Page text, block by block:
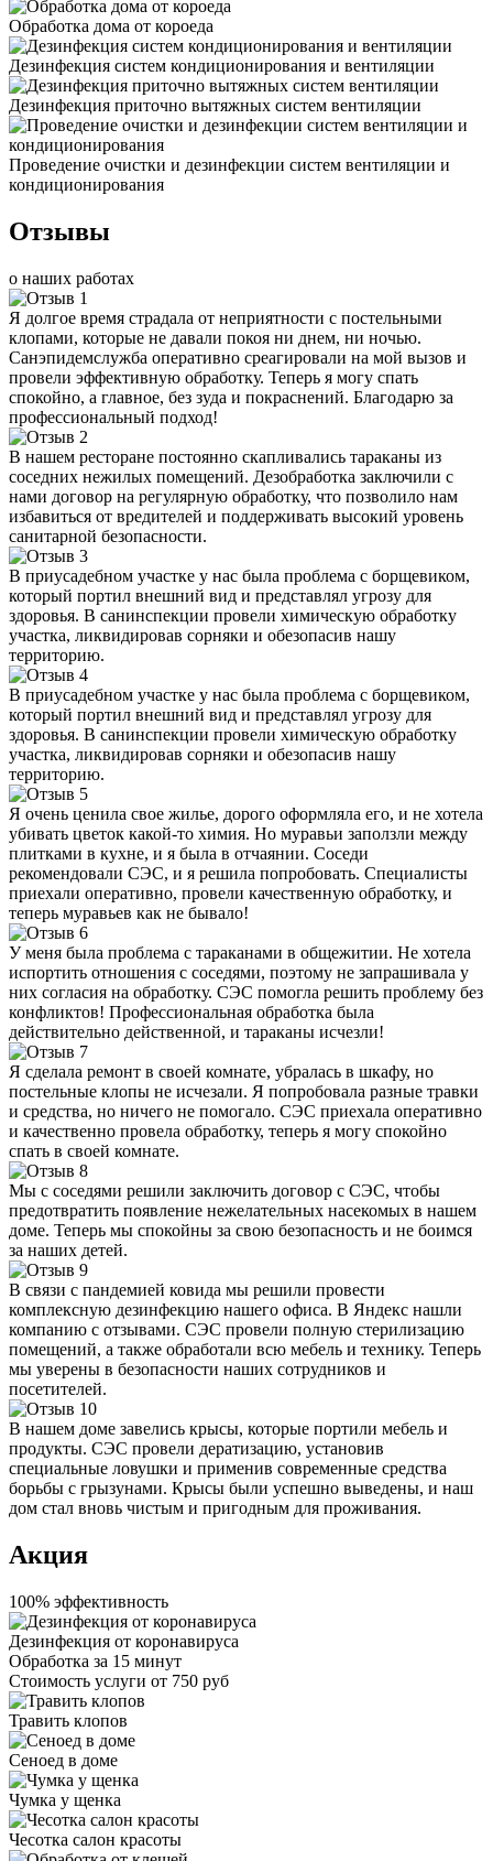
Обработка дома от короеда
Дезинфекция систем кондиционирования и вентиляции
Дезинфекция приточно вытяжных систем вентиляции
Проведение очистки и дезинфекции систем вентиляции и
кондиционирования
Отзывы
о наших работах
Я долгое время страдала от неприятности с постельными
клопами, которые не давали покоя ни днем, ни ночью.
Санэпидемслужба оперативно среагировали на мой вызов и
провели эффективную обработку. Теперь я могу спать
спокойно, а главное, без зуда и покраснений. Благодарю за
профессиональный подход!
В нашем ресторане постоянно скапливались тараканы из
соседних нежилых помещений. Дезобработка заключили с
нами договор на регулярную обработку, что позволило нам
избавиться от вредителей и поддерживать высокий уровень
санитарной безопасности.
В приусадебном участке у нас была проблема с борщевиком,
который портил внешний вид и представлял угрозу для
здоровья. В санинспекции провели химическую обработку
участка, ликвидировав сорняки и обезопасив нашу
территорию.
В приусадебном участке у нас была проблема с борщевиком,
который портил внешний вид и представлял угрозу для
здоровья. В санинспекции провели химическую обработку
участка, ликвидировав сорняки и обезопасив нашу
территорию.
Я очень ценила свое жилье, дорого оформляла его, и не хотела
убивать цветок какой-то химия. Но муравьи заползли между
плитками в кухне, и я была в отчаянии. Соседи
рекомендовали СЭС, и я решила попробовать. Специалисты
приехали оперативно, провели качественную обработку, и
теперь муравьев как не бывало!
У меня была проблема с тараканами в общежитии. Не хотела
испортить отношения с соседями, поэтому не запрашивала у
них согласия на обработку. СЭС помогла решить проблему без
конфликтов! Профессиональная обработка была
действительно действенной, и тараканы исчезли!
Я сделала ремонт в своей комнате, убралась в шкафу, но
постельные клопы не исчезали. Я попробовала разные травки
и средства, но ничего не помогало. СЭС приехала оперативно
и качественно провела обработку, теперь я могу спокойно
спать в своей комнате.
Мы с соседями решили заключить договор с СЭС, чтобы
предотвратить появление нежелательных насекомых в нашем
доме. Теперь мы спокойны за свою безопасность и не боимся
за наших детей.
В связи с пандемией ковида мы решили провести
комплексную дезинфекцию нашего офиса. В Яндекс нашли
компанию с отзывами. СЭС провели полную стерилизацию
помещений, а также обработали всю мебель и технику. Теперь
мы уверены в безопасности наших сотрудников и
посетителей.
В нашем доме завелись крысы, которые портили мебель и
продукты. СЭС провели дератизацию, установив
специальные ловушки и применив современные средства
борьбы с грызунами. Крысы были успешно выведены, и наш
дом стал вновь чистым и пригодным для проживания.
Акция
100% эффективность
Дезинфекция от коронавируса
Обработка за 15 минут
Стоимость услуги от 750 руб
Травить клопов
Сеноед в доме
Чумка у щенка
Чесотка салон красоты